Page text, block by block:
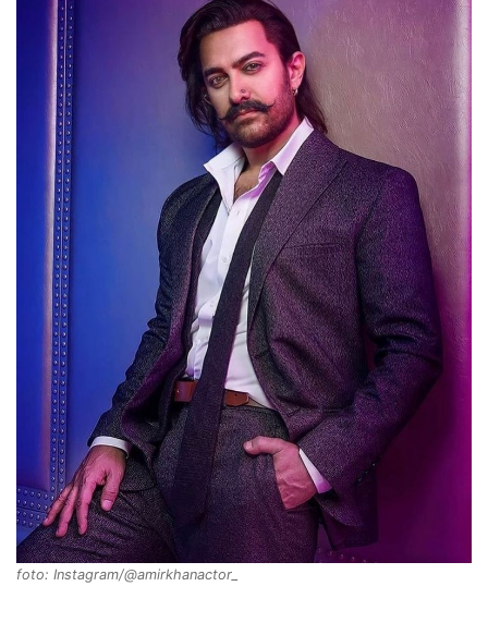
foto: Instagram/@amirkhanactor_